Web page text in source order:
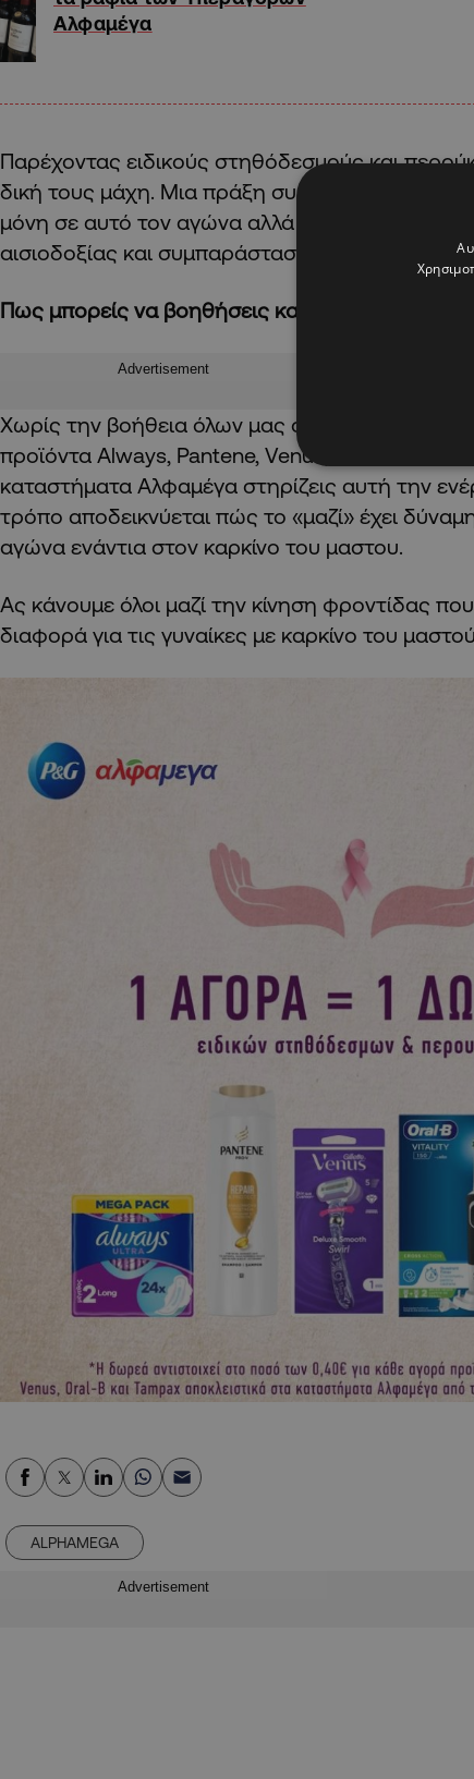
Αλφαμέγα
Παρέχοντας ειδικούς στηθόδεσμούς και
δική τους μάχη. Μια πράξη συμπαράστασης
μόνη σε αυτό τον αγώνα αλλά και με σκοπό
αισιοδοξίας και συμπαράστασης.
Πως μπορείς να βοηθήσεις και εσύ;
Advertisement
Χωρίς την βοήθεια όλων μας όμως τίποτε δεν
προϊόντα Always, Pantene, Venus, Oral-b και
καταστήματα Αλφαμέγα στηρίζεις αυτή την
τρόπο αποδεικνύεται πώς το «μαζί» έχει
αγώνα ενάντια στον καρκίνο του μαστου.
Ας κάνουμε όλοι μαζί την κίνηση φροντίδας
διαφορά για τις γυναίκες με καρκίνο του
ALPHAMEGA
Advertisement